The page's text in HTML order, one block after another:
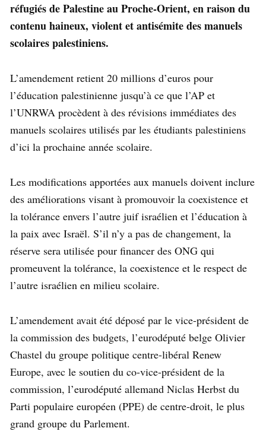
réfugiés de Palestine au Proche-Orient, en raison du
contenu haineux, violent et antisémite des manuels
scolaires palestiniens.
L’amendement retient 20 millions d’euros pour
l’éducation palestinienne jusqu’à ce que l’AP et
l’UNRWA procèdent à des révisions immédiates des
manuels scolaires utilisés par les étudiants palestiniens
d’ici la prochaine année scolaire.
Les modifications apportées aux manuels doivent inclure
des améliorations visant à promouvoir la coexistence et
la tolérance envers l’autre juif israélien et l’éducation à
la paix avec Israël. S’il n’y a pas de changement, la
réserve sera utilisée pour financer des ONG qui
promeuvent la tolérance, la coexistence et le respect de
l’autre israélien en milieu scolaire.
L’amendement avait été déposé par le vice-président de
la commission des budgets, l’eurodéputé belge Olivier
Chastel du groupe politique centre-libéral Renew
Europe, avec le soutien du co-vice-président de la
commission, l’eurodéputé allemand Niclas Herbst du
Parti populaire européen (PPE) de centre-droit, le plus
grand groupe du Parlement.